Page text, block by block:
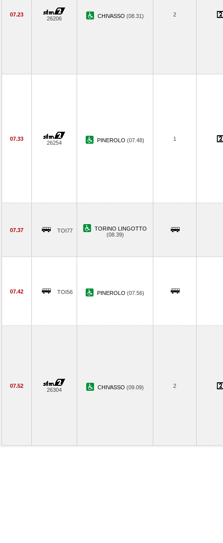
07.23
26206 CHIVASSO (08.31) 2
07.33
26254 PINEROLO (07.48) 1
07.37 TOI77
TORINO LINGOTTO
(08.39)
07.42 TOI56 PINEROLO (07.56)
07.52
26304 CHIVASSO (09.09) 2